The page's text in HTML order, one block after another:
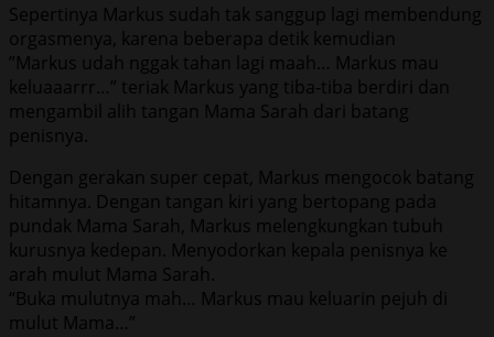
Sepertinya Markus sudah tak sanggup lagi membendung
orgasmenya, karena beberapa detik kemudian
”Markus udah nggak tahan lagi maah… Markus mau
keluaaarrr…” teriak Markus yang tiba-tiba berdiri dan
mengambil alih tangan Mama Sarah dari batang
penisnya.
Dengan gerakan super cepat, Markus mengocok batang
hitamnya. Dengan tangan kiri yang bertopang pada
pundak Mama Sarah, Markus melengkungkan tubuh
kurusnya kedepan. Menyodorkan kepala penisnya ke
arah mulut Mama Sarah.
“Buka mulutnya mah… Markus mau keluarin pejuh di
mulut Mama…”